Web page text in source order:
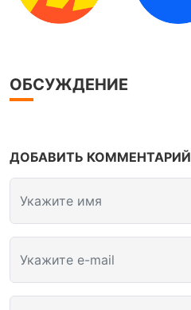
ОБСУЖДЕНИЕ
ДОБАВИТЬ КОММЕНТАРИЙ
Укажите имя
Укажите e-mail